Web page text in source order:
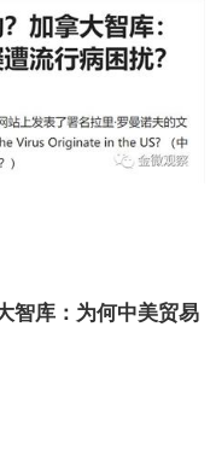
智库：为何中美贸易